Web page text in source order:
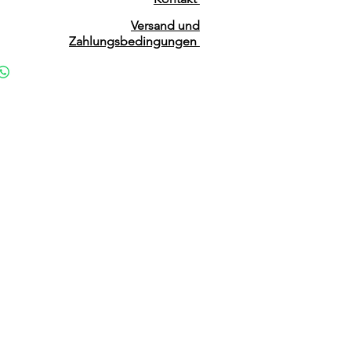
Versand und
Zahlungsbedingungen